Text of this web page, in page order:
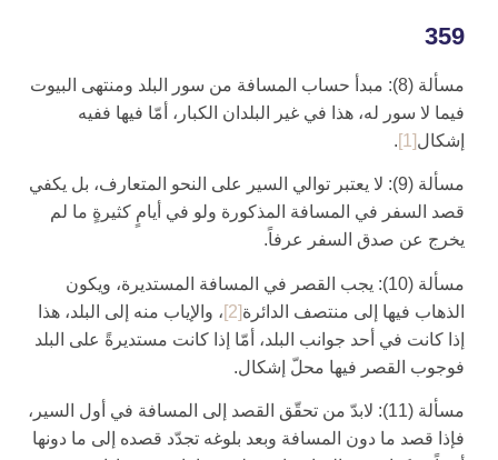
359
مسألة (8): مبدأ حساب المسافة من سور البلد ومنتهى البيوت
فيما لا سور له، هذا في غير البلدان الكبار، أمّا فيها ففيه
إشكال‏[1]
.
مسألة (9): لا يعتبر توالي السير على النحو المتعارف، بل يكفي
قصد السفر في المسافة المذكورة ولو في أيامٍ كثيرةٍ ما لم
يخرج عن صدق السفر عرفاً.
مسألة (10): يجب القصر في المسافة المستديرة، ويكون
الذهاب فيها إلى منتصف الدائرة[2]
، والإياب منه إلى البلد، هذا
إذا كانت في أحد جوانب البلد، أمّا إذا كانت مستديرةً على البلد
فوجوب القصر فيها محلّ إشكال.
مسألة (11): لابدّ من تحقّق القصد إلى المسافة في أول السير،
فإذا قصد ما دون المسافة وبعد بلوغه تجدّد قصده إلى ما دونها